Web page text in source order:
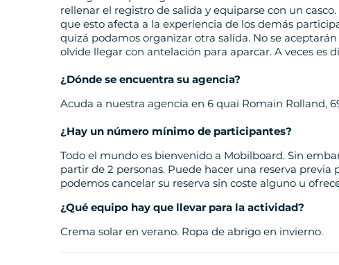
rellenar el registro de salida y equiparse con un
que esto afecta a la experiencia de los demás
quizá podamos organizar otra salida. No se
olvide llegar con antelación para aparcar. A veces es
¿Dónde se encuentra su agencia?
Acuda a nuestra agencia en 6 quai Romain Rolland,
¿Hay un número mínimo de participantes?
Todo el mundo es bienvenido a Mobilboard. Sin
partir de 2 personas. Puede hacer una reserva previa
podemos cancelar su reserva sin coste alguno u
¿Qué equipo hay que llevar para la actividad?
Crema solar en verano. Ropa de abrigo en invierno.